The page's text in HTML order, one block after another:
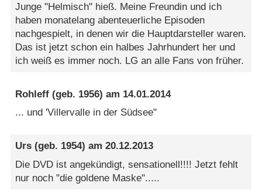
Junge "Helmisch" hieß. Meine Freundin und ich
haben monatelang abenteuerliche Episoden
nachgespielt, in denen wir die Hauptdarsteller waren.
Das ist jetzt schon ein halbes Jahrhundert her und
ich weiß es immer noch. LG an alle Fans von früher.
Rohleff (geb. 1956) am 14.01.2014
... und 'Villervalle in der Südsee"
Urs (geb. 1954) am20.12.2013
Die DVD ist angekündigt, sensationell!!!! Jetzt fehlt
nur noch "die goldene Maske".....